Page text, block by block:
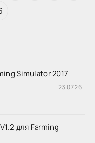
Simulator 2017
23.07.26
для Farming